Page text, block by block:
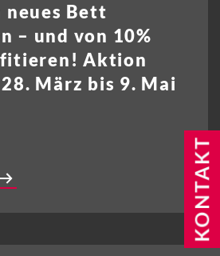
Bett
– und von 10%
Aktion
März bis 9. Mai